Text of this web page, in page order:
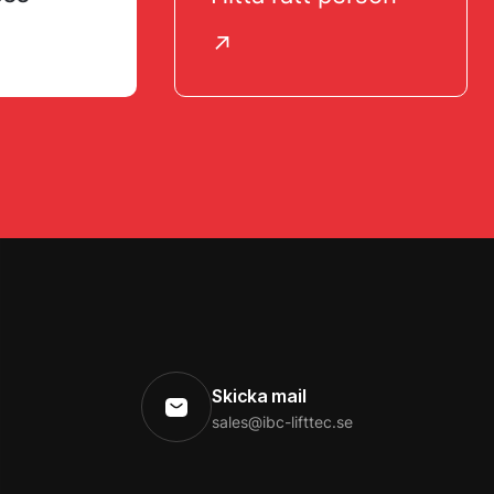
↗
Skicka mail
sales@ibc-lifttec.se